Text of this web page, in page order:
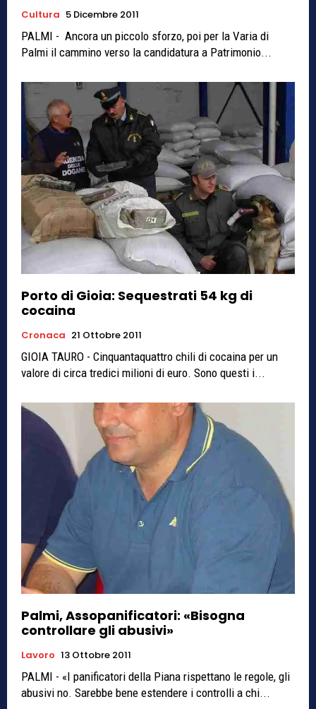
Cultura 5 Dicembre 2011
PALMI - Ancora un piccolo sforzo, poi per la Varia di
Palmi il cammino verso la candidatura a Patrimonio...
Porto di Gioia: Sequestrati 54 kg di
cocaina
Cronaca 21 Ottobre 2011
GIOIA TAURO - Cinquantaquattro chili di cocaina per un
valore di circa tredici milioni di euro. Sono questi i...
Palmi, Assopanificatori: «Bisogna
controllare gli abusivi»
Lavoro 13 Ottobre 2011
PALMI - «I panificatori della Piana rispettano le regole, gli
abusivi no. Sarebbe bene estendere i controlli a chi...